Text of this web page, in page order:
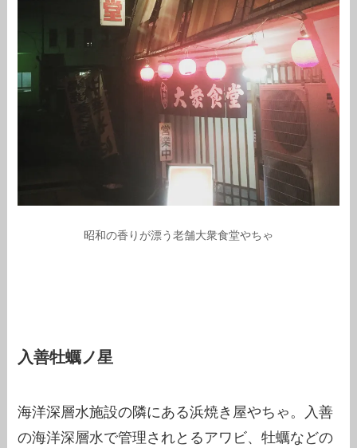
昭和の香りが漂う老舗大衆食堂やちゃ
入善牡蠣ノ星
海洋深層水施設の隣にある浜焼き屋やちゃ。入善
の海洋深層水で管理されとるアワビ、牡蠣などの